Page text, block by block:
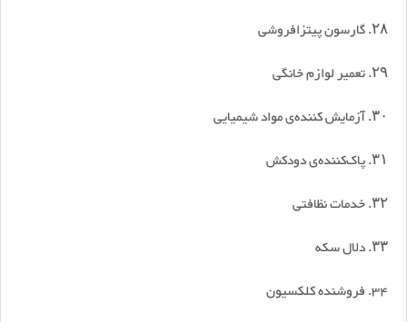
۲۸. گارسون پیتزافروشی
۲۹. تعمیر لوازم خانگی
۳۰. آزمایش کننده‌ی مواد شیمیایی
۳۱. پاک‌کننده‌ی دودکش
۳۲. خدمات نظافتی
۳۳. دلال سکه
34. فروشنده کلکسیون